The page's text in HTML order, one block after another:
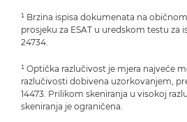
¹ Brzina ispisa dokumenata na
prosjeku za ESAT u uredskom testu za
24734.
¹ Optička razlučivost je mjera najveće
razlučivosti dobivena uzorkovanjem,
14473. Prilikom skeniranja u visokoj
skeniranja je ograničena.